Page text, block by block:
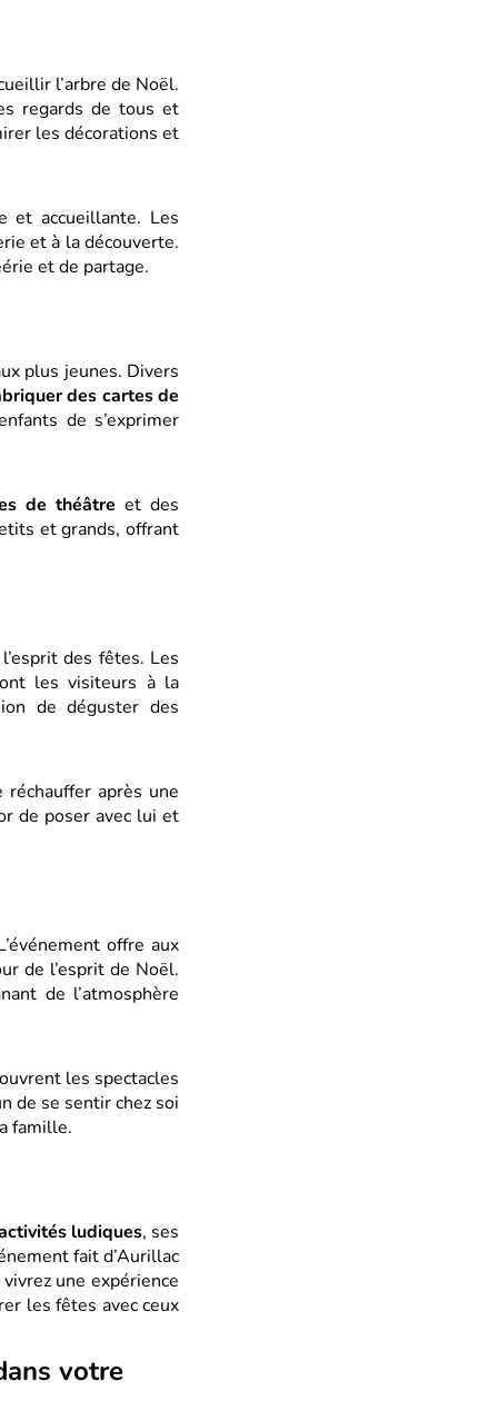
l’arbre de Noël.
regards de tous et
les décorations et
et accueillante. Les
et à la découverte.
et de partage.
plus jeunes. Divers
des cartes de
de s’exprimer
de théâtre et des
et grands, offrant
des fêtes. Les
les visiteurs à la
de déguster des
après une
de poser avec lui et
offre aux
de l’esprit de Noël.
de l’atmosphère
les spectacles
de se sentir chez soi
famille.
ludiques, ses
fait d’Aurillac
une expérience
les fêtes avec ceux
votre